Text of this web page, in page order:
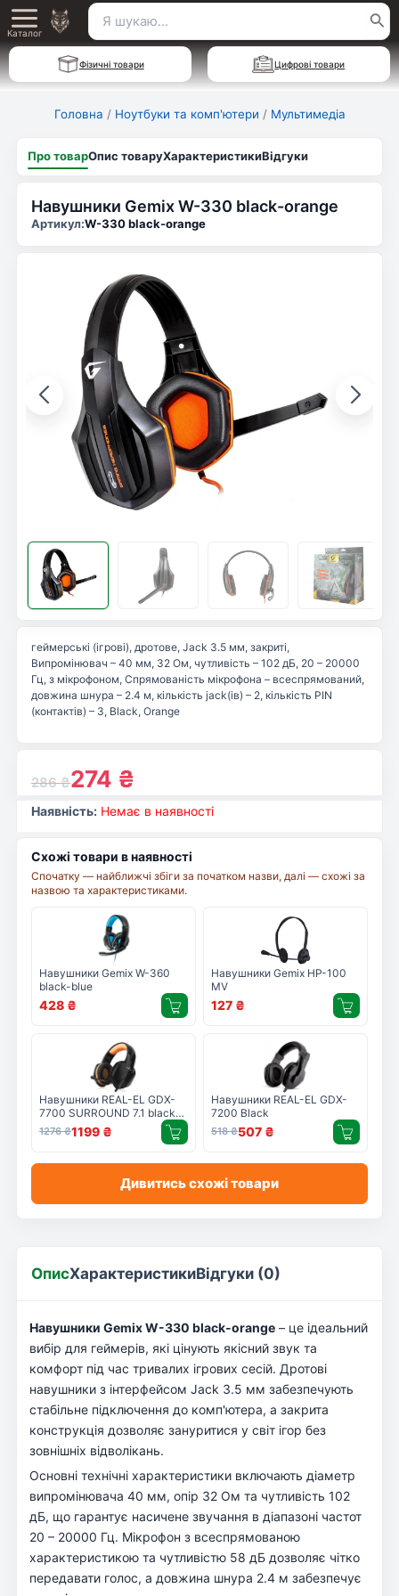
Перейти
до
вмісту
Main
Menu
Каталог
Пошук
для:
Фізичні товари Цифрові товари
Головна / Ноутбуки та комп'ютери / Мультимедіа
Про товарОпис товаруХарактеристикиВідгуки
Навушники Gemix W-330 black-orange
Артикул:W-330 black-orange
286₴274 ₴
геймерські (ігрові), дротове, Jack 3.5 мм, закриті,
Випромінювач – 40 мм, 32 Ом, чутливість – 102 дБ, 20 – 20000
Гц, з мікрофоном, Спрямованість мікрофона – всеспрямований,
довжина шнура – 2.4 м, кількість jack(ів) – 2, кількість PIN
(контактів) – 3, Black, Orange
Наявність: Немає в наявності
Схожі товари в наявності
Спочатку — найближчі збіги за початком назви, далі — схожі за
назвою та характеристиками.
Навушники Gemix W-360
black-blue
428 ₴
Навушники Gemix HP-100
MV
127 ₴
Навушники REAL-EL GDX-
7700 SURROUND 7.1 black-
orange
1276₴1199 ₴
Навушники REAL-EL GDX-
7200 Black
518₴507 ₴
Дивитись схожі товари
ОписХарактеристикиВідгуки (0)
Навушники Gemix W-330 black-orange – це ідеальний
вибір для геймерів, які цінують якісний звук та
комфорт під час тривалих ігрових сесій. Дротові
навушники з інтерфейсом Jack 3.5 мм забезпечують
стабільне підключення до комп'ютера, а закрита
конструкція дозволяє зануритися у світ ігор без
зовнішніх відволікань.
Основні технічні характеристики включають діаметр
випромінювача 40 мм, опір 32 Ом та чутливість 102
дБ, що гарантує насичене звучання в діапазоні частот
20 – 20000 Гц. Мікрофон з всеспрямованою
характеристикою та чутливістю 58 дБ дозволяє чітко
передавати голос, а довжина шнура 2.4 м забезпечує